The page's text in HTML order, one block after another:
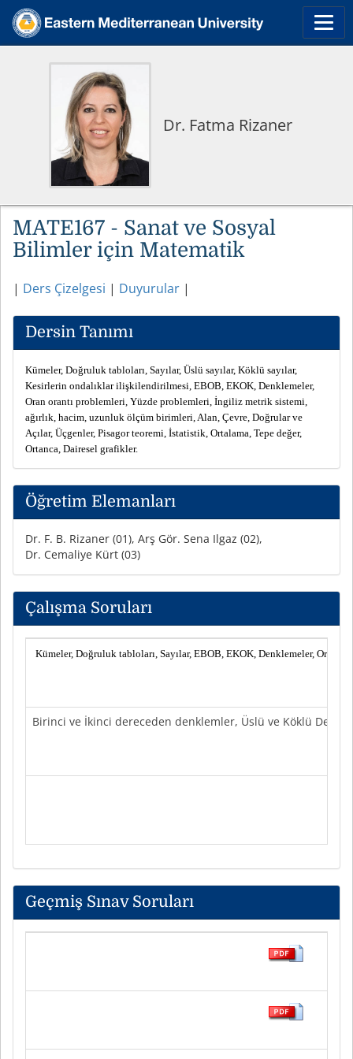
Dr. Fatma Rizaner
MATE167 - Sanat ve Sosyal
Bilimler için Matematik
| Ders Çizelgesi | Duyurular |
Dersin Tanımı
Kümeler, Doğruluk tabloları, Sayılar, Üslü sayılar, Köklü sayılar,
Kesirlerin ondalıklar ilişkilendirilmesi, EBOB, EKOK, Denklemeler,
Oran orantı problemleri, Yüzde problemleri, İngiliz metrik sistemi,
ağırlık, hacim, uzunluk ölçüm birimleri, Alan, Çevre, Doğrular ve
Açılar, Üçgenler, Pisagor teoremi, İstatistik, Ortalama, Tepe değer,
Ortanca, Dairesel grafikler.
Öğretim Elemanları
Dr. F. B. Rizaner (01), Arş Gör. Sena Ilgaz (02),
Dr. Cemaliye Kürt (03)
Çalışma Soruları
Kümeler, Doğruluk tabloları, Sayılar, EBOB, EKOK, Denklemeler, Oran
Birinci ve İkinci dereceden denklemler, Üslü ve Köklü
Geçmiş Sınav Soruları